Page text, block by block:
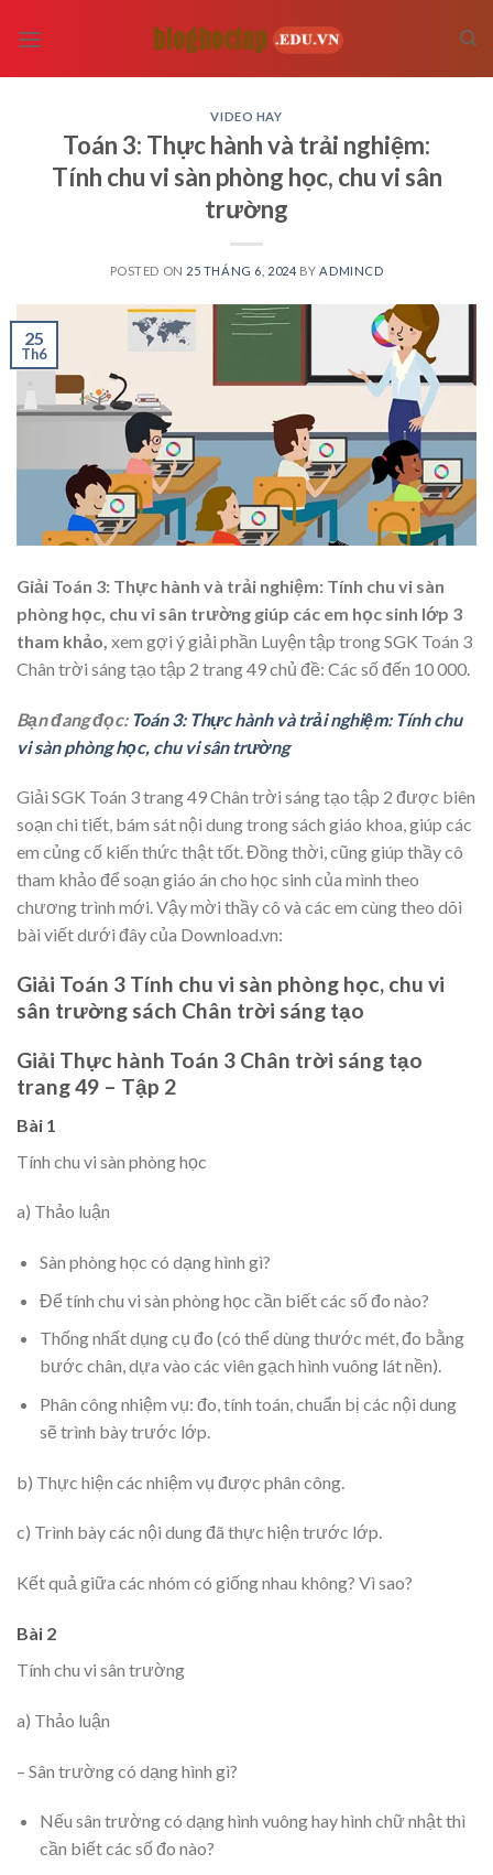
VIDEO HAY
Toán 3: Thực hành và trải nghiệm:
Tính chu vi sàn phòng học, chu vi sân
trường
POSTED ON 25 THÁNG 6, 2024 BY ADMINCD
25
Th6
Giải Toán 3: Thực hành và trải nghiệm: Tính chu vi sàn
phòng học, chu vi sân trường giúp các em học sinh lớp 3
tham khảo, xem gợi ý giải phần Luyện tập trong SGK Toán 3
Chân trời sáng tạo tập 2 trang 49 chủ đề: Các số đến 10 000.
Bạn đang đọc: Toán 3: Thực hành và trải nghiệm: Tính chu
vi sàn phòng học, chu vi sân trường
Giải SGK Toán 3 trang 49 Chân trời sáng tạo tập 2 được biên
soạn chi tiết, bám sát nội dung trong sách giáo khoa, giúp các
em củng cố kiến thức thật tốt. Đồng thời, cũng giúp thầy cô
tham khảo để soạn giáo án cho học sinh của mình theo
chương trình mới. Vậy mời thầy cô và các em cùng theo dõi
bài viết dưới đây của Download.vn:
Giải Toán 3 Tính chu vi sàn phòng học, chu vi
sân trường sách Chân trời sáng tạo
Giải Thực hành Toán 3 Chân trời sáng tạo
trang 49 – Tập 2
Bài 1
Tính chu vi sàn phòng học
a) Thảo luận
Sàn phòng học có dạng hình gì?
Để tính chu vi sàn phòng học cần biết các số đo nào?
Thống nhất dụng cụ đo (có thể dùng thước mét, đo bằng
bước chân, dựa vào các viên gạch hình vuông lát nền).
Phân công nhiệm vụ: đo, tính toán, chuẩn bị các nội dung
sẽ trình bày trước lớp.
b) Thực hiện các nhiệm vụ được phân công.
c) Trình bày các nội dung đã thực hiện trước lớp.
Kết quả giữa các nhóm có giống nhau không? Vì sao?
Bài 2
Tính chu vi sân trường
a) Thảo luận
– Sân trường có dạng hình gì?
Nếu sân trường có dạng hình vuông hay hình chữ nhật thì
cần biết các số đo nào?